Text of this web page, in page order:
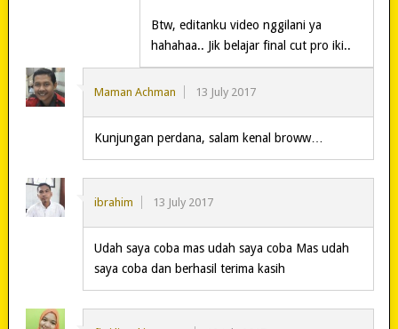
Btw, editanku video nggilani ya
hahahaa.. Jik belajar final cut pro iki..
Maman Achman 13 July 2017
Kunjungan perdana, salam kenal broww…
ibrahim 13 July 2017
Udah saya coba mas udah saya coba Mas udah
saya coba dan berhasil terima kasih